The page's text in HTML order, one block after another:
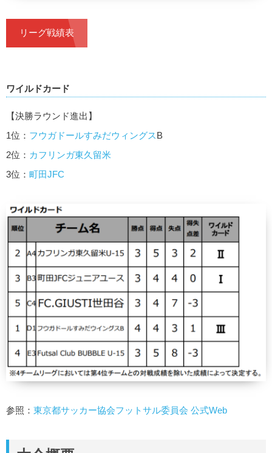
リーグ戦績表
ワイルドカード
【決勝ラウンド進出】
1位： フウガドールすみだウィングスB
2位： カフリンガ東久留米
3位： 町田JFC
参照： 東京都サッカー協会フットサル委員会 公式Web